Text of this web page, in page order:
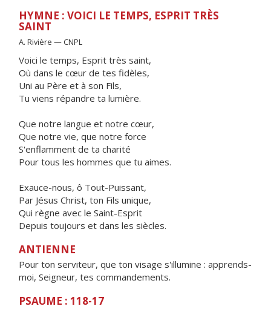
HYMNE : VOICI LE TEMPS, ESPRIT TRÈS
SAINT
A. Rivière — CNPL
Voici le temps, Esprit très saint,
Où dans le cœur de tes fidèles,
Uni au Père et à son Fils,
Tu viens répandre ta lumière.
Que notre langue et notre cœur,
Que notre vie, que notre force
S'enflamment de ta charité
Pour tous les hommes que tu aimes.
Exauce-nous, ô Tout-Puissant,
Par Jésus Christ, ton Fils unique,
Qui règne avec le Saint-Esprit
Depuis toujours et dans les siècles.
ANTIENNE
Pour ton serviteur, que ton visage s'illumine : apprends-
moi, Seigneur, tes commandements.
PSAUME : 118-17